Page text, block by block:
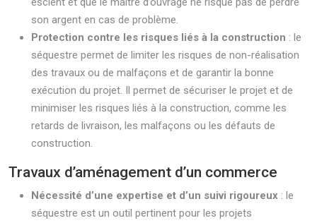
son argent en cas de problème.
Protection contre les risques liés à la construction : le
séquestre permet de limiter les risques de non-réalisation
des travaux ou de malfaçons et de garantir la bonne
exécution du projet. Il permet de sécuriser le projet et de
minimiser les risques liés à la construction, comme les
retards de livraison, les malfaçons ou les défauts de
construction.
Travaux d’aménagement d’un commerce
Nécessité d’une expertise et d’un suivi rigoureux : le
séquestre est un outil pertinent pour les projets